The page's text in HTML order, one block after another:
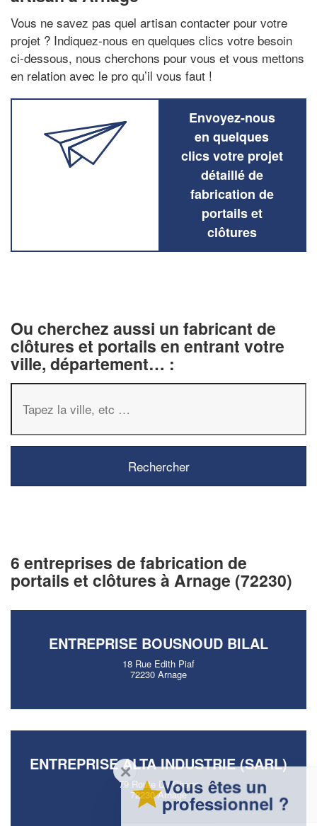
Vous ne savez pas quel artisan contacter pour votre
projet ? Indiquez-nous en quelques clics votre besoin
ci-dessous, nous cherchons pour vous et vous mettons
en relation avec le pro qu’il vous faut !
Envoyez-nous
en quelques
clics votre projet
détaillé de
fabrication de
portails et
clôtures
Ou cherchez aussi un fabricant de
clôtures et portails en entrant votre
ville, département… :
6 entreprises de fabrication de
portails et clôtures à Arnage (72230)
ENTREPRISE BOUSNOUD BILAL
18 Rue Edith Piaf
72230 Arnage
ENTREPRISE ALTA INDUSTRIE (SARL)
79 Route Du Chene
72230 Arnage
✕
Vous êtes un
professionnel ?